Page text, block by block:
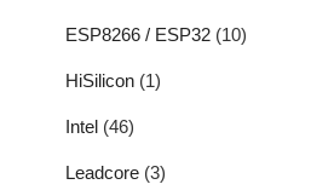
ESP8266 / ESP32 (10)
HiSilicon (1)
Intel (46)
Leadcore (3)